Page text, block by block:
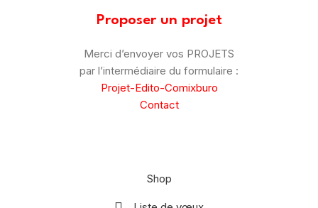
Proposer un projet
Merci d’envoyer vos PROJETS
par l’intermédiaire du formulaire :
Projet-Edito-Comixburo
Contact
Shop